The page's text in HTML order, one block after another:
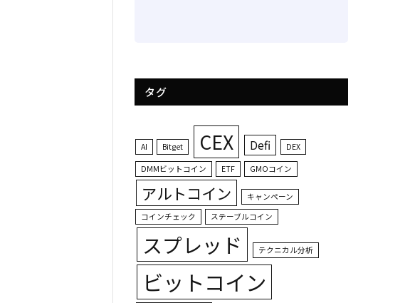
タグ
AI Bitget CEX Defi DEX
DMMビットコイン ETF GMOコイン
アルトコイン
キャンペーン
コインチェック
ステーブルコイン
スプレッド テクニカル分析
ビットコイン